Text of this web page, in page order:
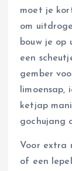
moet je
om
bouw je op
een
gember
limoensap,
ketjap
gochujang
Voor extra
of een